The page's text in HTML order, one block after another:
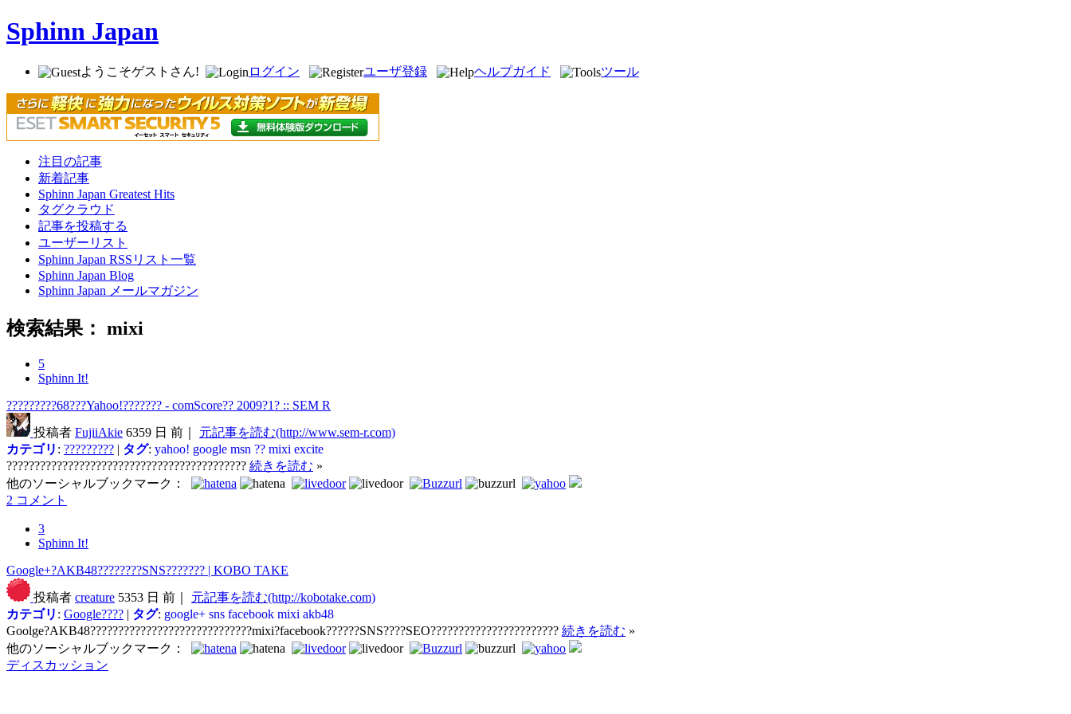
Sphinn Japan
ようこそゲストさん! ログイン ユーザ登録 ヘルプガイド ツール
注目の記事
新着記事
Sphinn Japan Greatest Hits
タグクラウド
記事を投稿する
ユーザーリスト
Sphinn Japan RSSリスト一覧
Sphinn Japan Blog
Sphinn Japan メールマガジン
検索結果： mixi
5
Sphinn It!
?????????68???Yahoo!??????? - comScore?? 2009?1? :: SEM R
投稿者 FujiiAkie 6359 日 前｜
元記事を読む(http://www.sem-r.com)
カテゴリ : ????????? | タグ: yahoo! google msn ?? mixi excite
??????????????????????????????????????????? 続きを読む »
他のソーシャルブックマーク：
2 コメント
3
Sphinn It!
Google+?AKB48????????SNS??????? | KOBO TAKE
投稿者 creature 5353 日 前｜
元記事を読む(http://kobotake.com)
カテゴリ : Google???? | タグ: google+ sns facebook mixi akb48
Goolge?AKB48?????????????????????????????mixi?facebook??????SNS????SEO??????????????????????? 続きを読む »
他のソーシャルブックマーク：
ディスカッション